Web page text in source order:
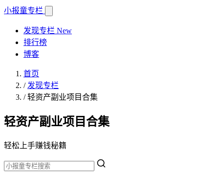
小报童专栏
发现专栏 New
排行榜
博客
首页
/ 发现专栏
/轻资产副业项目合集
轻资产副业项目合集
轻松上手赚钱秘籍